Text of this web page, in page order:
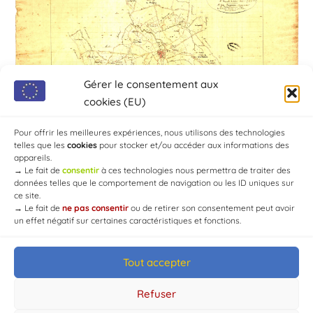
Gérer le consentement aux
cookies (EU)
Pour offrir les meilleures expériences, nous utilisons des technologies
telles que les cookies pour stocker et/ou accéder aux informations des
appareils.
→ Le fait de consentir à ces technologies nous permettra de traiter des
données telles que le comportement de navigation ou les ID uniques sur
ce site.
→ Le fait de ne pas consentir ou de retirer son consentement peut avoir
un effet négatif sur certaines caractéristiques et fonctions.
Tout accepter
Refuser
© Mairie de Chaource [2004-2024] | Tous droits réservés.
Developed byWEB3-DESIGN